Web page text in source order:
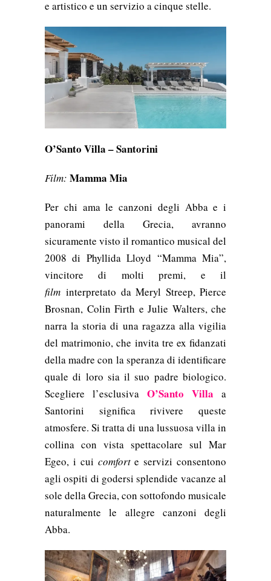
e artistico e un servizio a cinque stelle.
O’Santo Villa – Santorini
Film: Mamma Mia
Per chi ama le canzoni degli Abbae i
panorami della Grecia, avranno
sicuramente visto il romantico musical del
2008 di Phyllida Lloyd “Mamma Mia”,
vincitore di molti premi, e il
film interpretato daMeryl Streep,Pierce
Brosnan, Colin Firth e Julie Walters, che
narra la storia di una ragazza alla vigilia
del matrimonio, che invita tre ex fidanzati
della madre con la speranza di identificare
quale di loro sia il suo padre biologico.
Scegliere l’esclusiva O’Santo Villa a
Santorini significa rivivere queste
atmosfere. Si tratta di una lussuosa villa in
collina con vista spettacolare sul Mar
Egeo, i cui comforte servizi consentono
agli ospiti di godersi splendide vacanze al
sole della Grecia, con sottofondo musicale
naturalmente le allegre canzoni degli
Abba.